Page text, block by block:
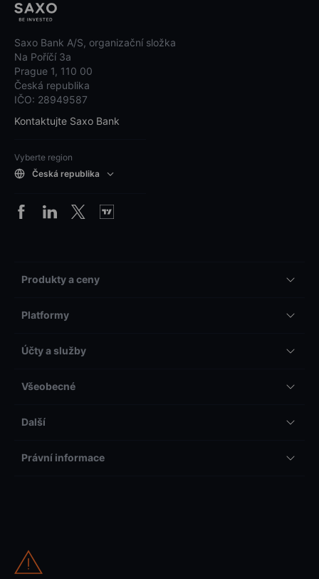
Saxo Bank A/S, organizační složka
Na Poříčí 3a
Prague 1, 110 00
Česká republika
IČO: 28949587
Kontaktujte Saxo Bank
Vyberte region
Česká republika
Produkty a ceny
Platformy
Účty a služby
Všeobecné
Další
Právní informace